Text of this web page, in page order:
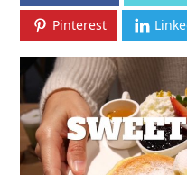
Pinterest